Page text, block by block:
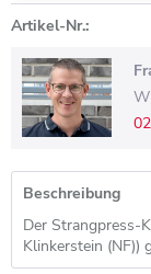
Artikel-Nr.:
Beschreibung
Der Strangpress-
Klinkerstein (NF))